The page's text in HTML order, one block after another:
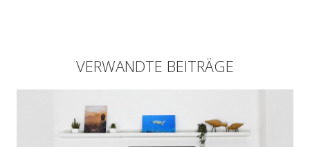
VERWANDTE BEITRÄGE